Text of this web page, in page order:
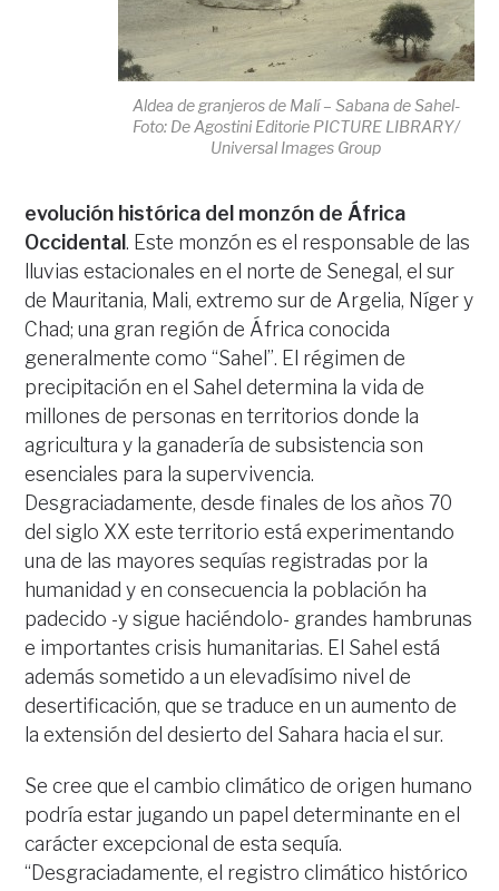
Aldea de granjeros de Malí – Sabana de Sahel-
Foto: De Agostini Editorie PICTURE LIBRARY/
Universal Images Group
evolución histórica del monzón de África
Occidental. Este monzón es el responsable de las
lluvias estacionales en el norte de Senegal, el sur
de Mauritania, Mali, extremo sur de Argelia, Níger y
Chad; una gran región de África conocida
generalmente como “Sahel”. El régimen de
precipitación en el Sahel determina la vida de
millones de personas en territorios donde la
agricultura y la ganadería de subsistencia son
esenciales para la supervivencia.
Desgraciadamente, desde finales de los años 70
del siglo XX este territorio está experimentando
una de las mayores sequías registradas por la
humanidad y en consecuencia la población ha
padecido -y sigue haciéndolo- grandes hambrunas
e importantes crisis humanitarias. El Sahel está
además sometido a un elevadísimo nivel de
desertificación, que se traduce en un aumento de
la extensión del desierto del Sahara hacia el sur.
Se cree que el cambio climático de origen humano
podría estar jugando un papel determinante en el
carácter excepcional de esta sequía.
“Desgraciadamente, el registro climático histórico